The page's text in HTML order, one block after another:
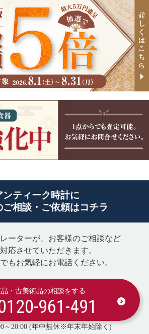
ンティーク時計に
ご相談・ご依頼はコチラ
ーターが、お客様のご相談など
応させていただきます。
もお気軽にお電話ください。
・古美術品の相談をする
961-491
～20:00 (年中無休※年末年始除く)